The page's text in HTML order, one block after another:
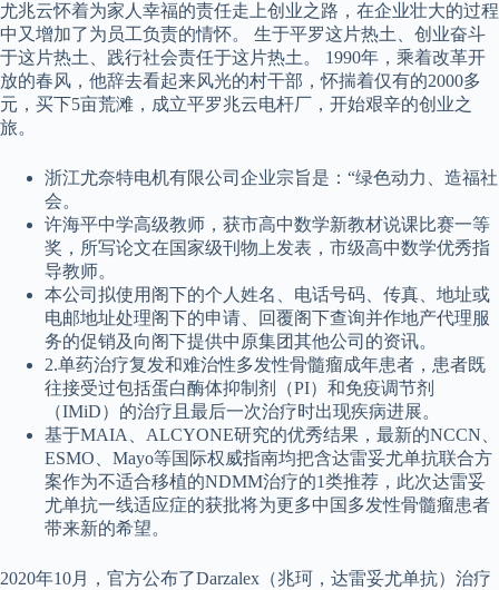
尤兆云怀着为家人幸福的责任走上创业之路，在企业壮大的过程
中又增加了为员工负责的情怀。 生于平罗这片热土、创业奋斗
于这片热土、践行社会责任于这片热土。 1990年，乘着改革开
放的春风，他辞去看起来风光的村干部，怀揣着仅有的2000多
元，买下5亩荒滩，成立平罗兆云电杆厂，开始艰辛的创业之
旅。
浙江尤奈特电机有限公司企业宗旨是：“绿色动力、造福社
会。
许海平中学高级教师，获市高中数学新教材说课比赛一等
奖，所写论文在国家级刊物上发表，市级高中数学优秀指
导教师。
本公司拟使用阁下的个人姓名、电话号码、传真、地址或
电邮地址处理阁下的申请、回覆阁下查询并作地产代理服
务的促销及向阁下提供中原集团其他公司的资讯。
2.单药治疗复发和难治性多发性骨髓瘤成年患者，患者既
往接受过包括蛋白酶体抑制剂（PI）和免疫调节剂
（IMiD）的治疗且最后一次治疗时出现疾病进展。
基于MAIA、ALCYONE研究的优秀结果，最新的NCCN、
ESMO、Mayo等国际权威指南均把含达雷妥尤单抗联合方
案作为不适合移植的NDMM治疗的1类推荐，此次达雷妥
尤单抗一线适应症的获批将为更多中国多发性骨髓瘤患者
带来新的希望。
2020年10月，官方公布了Darzalex（兆珂，达雷妥尤单抗）治疗